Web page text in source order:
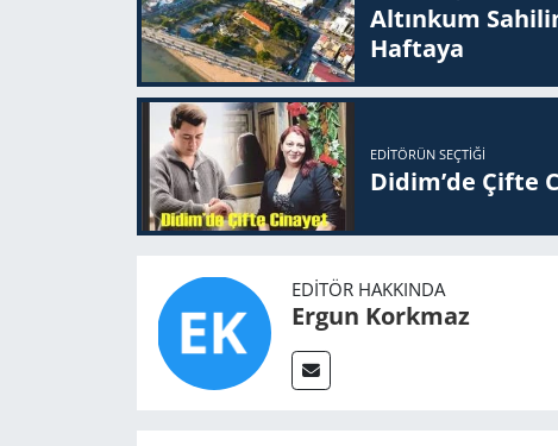
Altınkum
Haftaya
EDITÖRÜN SEÇTIĞI
Didim’de Çifte
EDITÖR HAKKINDA
Ergun Korkmaz